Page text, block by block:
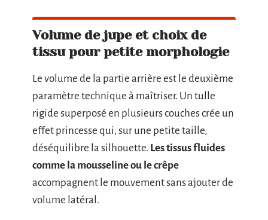
Volume de jupe et choix de
tissu pour petite morphologie
Le volume de la partie arrière est le deuxième
paramètre technique à maîtriser. Un tulle
rigide superposé en plusieurs couches crée un
effet princesse qui, sur une petite taille,
déséquilibre la silhouette. Les tissus fluides
comme la mousseline ou le crêpe
accompagnent le mouvement sans ajouter de
volume latéral.